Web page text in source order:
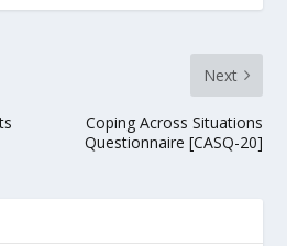
Next
Coping Across Situations
Questionnaire [CASQ-20]